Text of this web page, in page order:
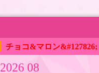
チョコ&マロン&#127826;
2026 08